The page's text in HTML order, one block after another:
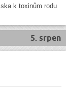
k toxinům rodu
5. srpen